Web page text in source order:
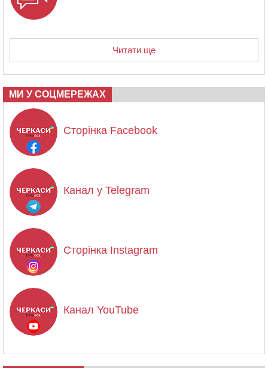
Читати ще
МИ У СОЦМЕРЕЖАХ
Сторінка Facebook
Канал у Telegram
Сторінка Instagram
Канал YouTube